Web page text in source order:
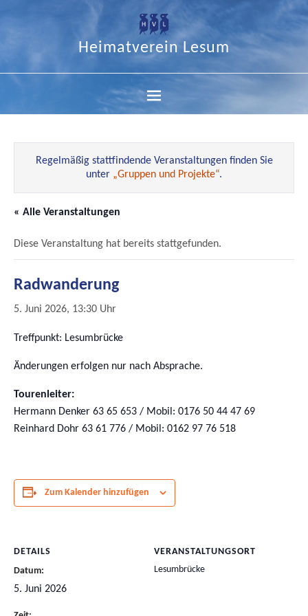
Heimatverein Lesum
Regelmäßig stattfindende Veranstaltungen finden Sie
unter „Gruppen und Projekte“.
« Alle Veranstaltungen
Diese Veranstaltung hat bereits stattgefunden.
Radwanderung
5. Juni 2026, 13:30 Uhr
Treffpunkt: Lesumbrücke
Änderungen erfolgen nur nach Absprache.
Tourenleiter:
Hermann Denker 63 65 653 / Mobil: 0176 50 44 47 69
Reinhard Dohr 63 61 776 / Mobil: 0162 97 76 518
Zum Kalender hinzufügen
DETAILS
Datum:
5. Juni 2026
VERANSTALTUNGSORT
Lesumbrücke